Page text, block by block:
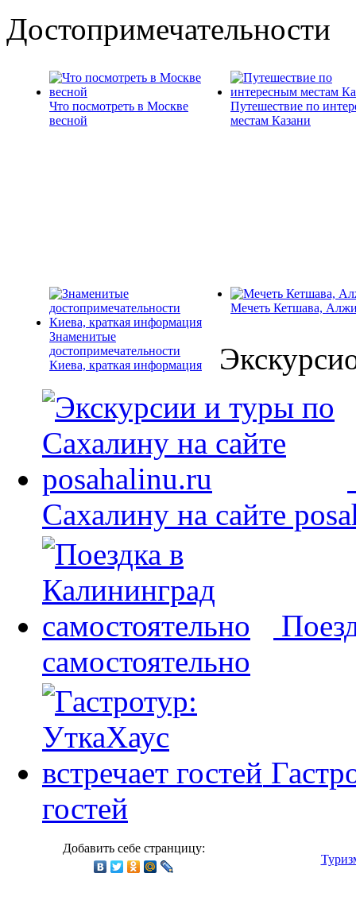
Достопримечательности
Что посмотреть в Москве
весной
Путешествие по
местам Казани
Знаменитые
достопримечательности
Киева, краткая информация
Мечеть Кетшава,
Сахалину на сайте
самостоятельно
гостей
Добавить себе странцицу: